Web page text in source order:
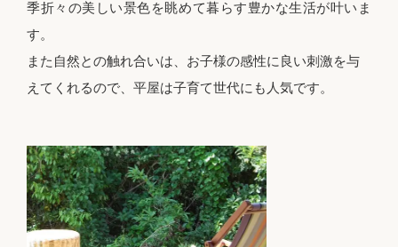
季折々の美しい景色を眺めて暮らす豊かな生活が叶いま
す。
また自然との触れ合いは、お子様の感性に良い刺激を与
えてくれるので、平屋は子育て世代にも人気です。